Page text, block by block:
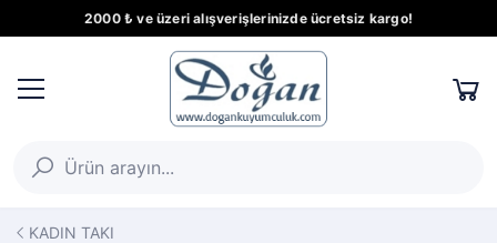
2000 ₺ ve üzeri alışverişlerinizde ücretsiz kargo!
KADIN TAKI